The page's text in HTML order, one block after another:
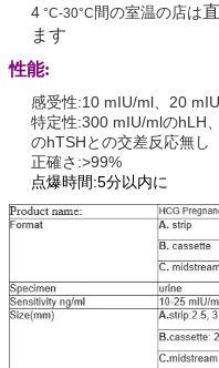
4 °C-30°C 間の室温の店は
ます
性能:
感受性:10 mIU/ml、20
特定性:300 mIU/mlのhLH
のhTSHとの交差反応無し
正確さ:>99%
点爆時間:5分以内に